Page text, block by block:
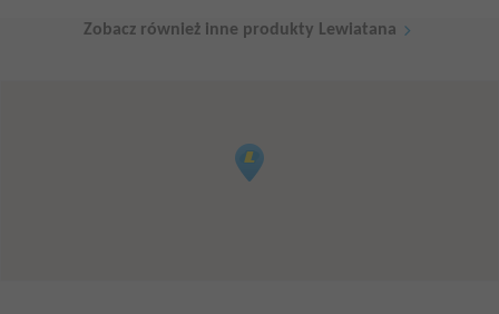
Zobacz również inne produkty Lewiatana